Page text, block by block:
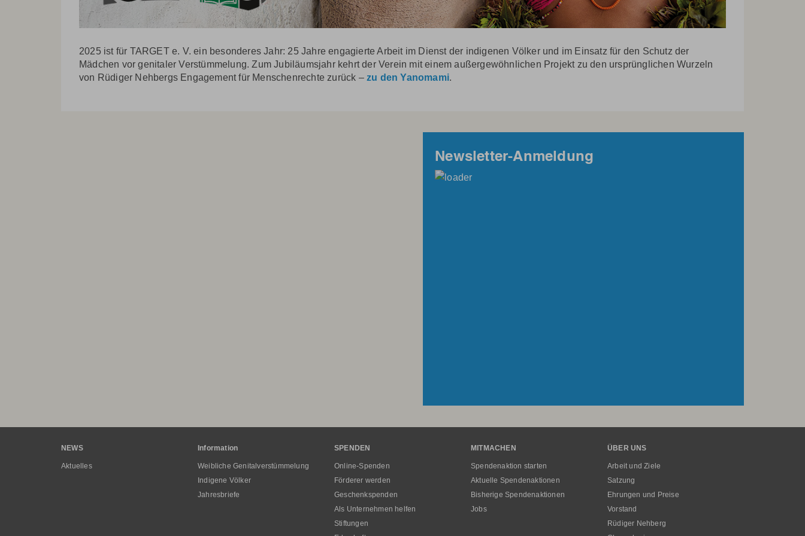
2025 ist für TARGET e. V. ein besonderes Jahr: 25 Jahre engagierte Arbeit im Dienst der indigenen Völker und im Einsatz für den Schutz der
Mädchen vor genitaler Verstümmelung. Zum Jubiläumsjahr kehrt der Verein mit einem außergewöhnlichen Projekt zu den ursprünglichen Wurzeln
von Rüdiger Nehbergs Engagement für Menschenrechte zurück –zu den Yanomami.
Newsletter-Anmeldung
Hauptnavigation
NEWS
Aktuelles
Information
Weibliche Genitalverstümmelung
Indigene Völker
Jahresbriefe
SPENDEN
Online-Spenden
Förderer werden
Geschenkspenden
Als Unternehmen helfen
Stiftungen
MITMACHEN
Spendenaktion starten
Aktuelle Spendenaktionen
Bisherige Spendenaktionen
Jobs
ÜBER UNS
Arbeit und Ziele
Satzung
Ehrungen und Preise
Vorstand
Rüdiger Nehberg